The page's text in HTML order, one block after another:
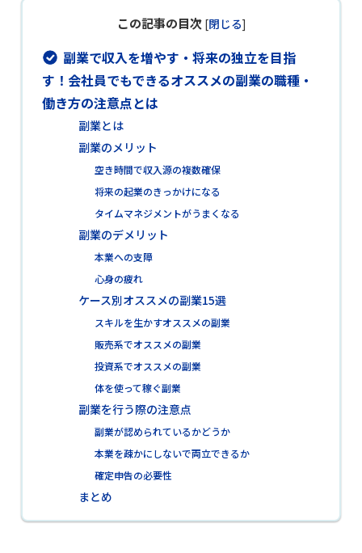
この記事の目次 [閉じる]
副業で収入を増やす・将来の独立を目指
す！会社員でもできるオススメの副業の職種・
働き方の注意点とは
副業とは
副業のメリット
空き時間で収入源の複数確保
将来の起業のきっかけになる
タイムマネジメントがうまくなる
副業のデメリット
本業への支障
心身の疲れ
ケース別オススメの副業15選
スキルを生かすオススメの副業
販売系でオススメの副業
投資系でオススメの副業
体を使って稼ぐ副業
副業を行う際の注意点
副業が認められているかどうか
本業を疎かにしないで両立できるか
確定申告の必要性
まとめ